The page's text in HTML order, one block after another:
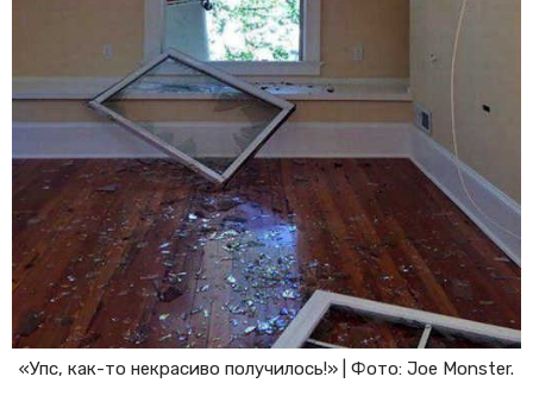
«Упс, как-то некрасиво получилось!» | Фото: Joe Monster.